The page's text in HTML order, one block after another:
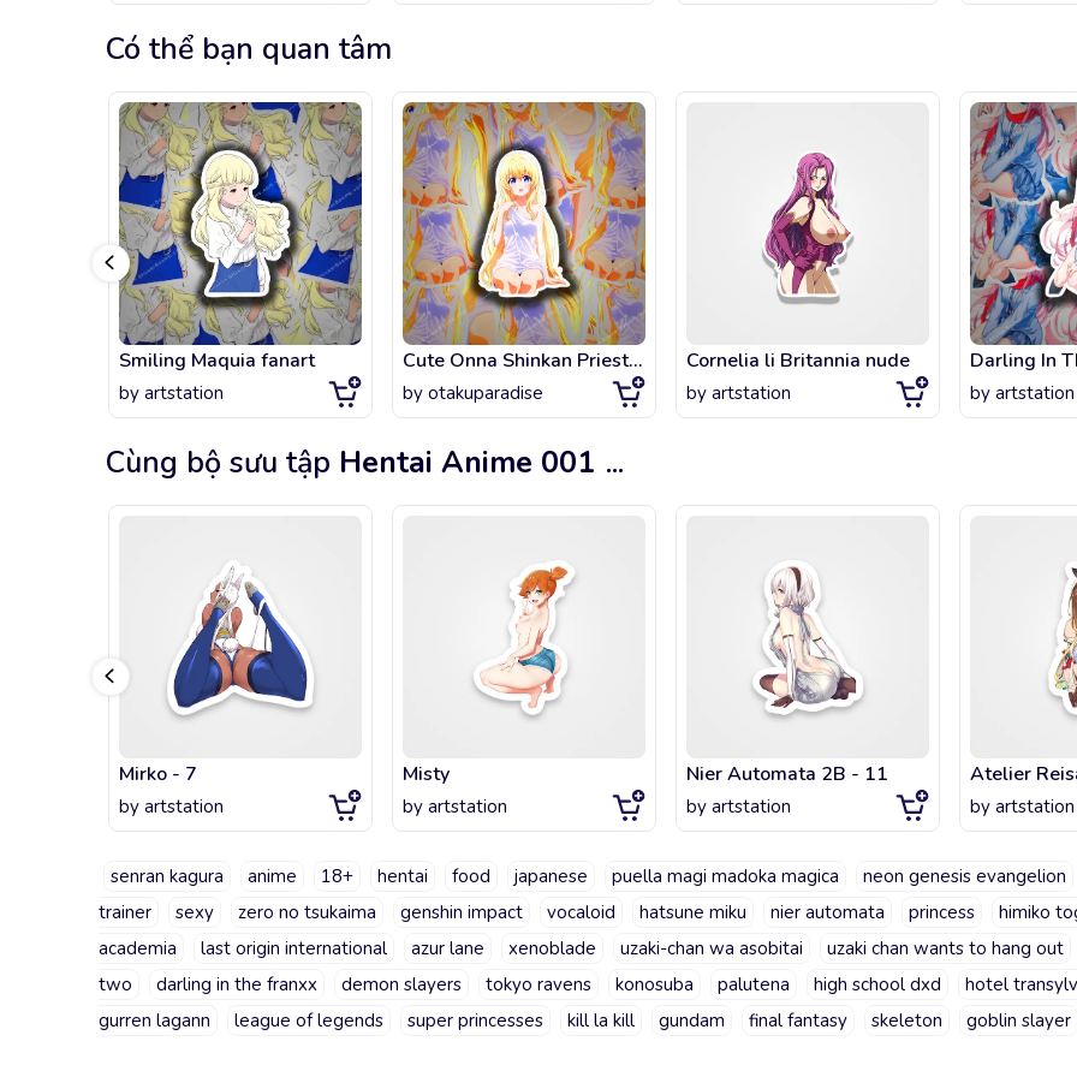
Có thể bạn quan tâm
Smiling Maquia fanart
by artstation
Cute Onna Shinkan Priestess Goblin Slayer Hentai
by otakuparadise
Cornelia li Britannia nude
by artstation
Darling In
by artstation
Cùng bộ sưu tập Hentai Anime 001 ...
Mirko - 7
by artstation
Misty
by artstation
Nier Automata 2B - 11
by artstation
Atelier
by artstation
senran kagura anime 18+ hentai food japanese puella magi madoka magica neon genesis evangelion
trainer
sexy zero no tsukaima genshin impact vocaloid hatsune miku nier automata princess himiko
academia
last origin international azur lane xenoblade uzaki-chan wa asobitai uzaki chan wants to hang out
two
darling in the franxx demon slayers tokyo ravens konosuba palutena high school dxd hotel
gurren lagann
league of legends super princesses kill la kill gundam final fantasy skeleton goblin slayer